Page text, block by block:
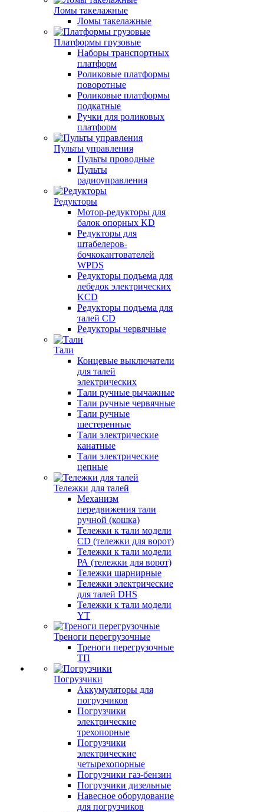
Ломы такелажные
Ломы такелажные
Платформы грузовые
Наборы транспортных
платформ
Роликовые платформы
поворотные
Роликовые платформы
подкатные
Ручки для роликовых
платформ
Пульты управления
Пульты проводные
Пульты
радиоуправления
Редукторы
Мотор-редукторы для
балок опорных KD
Редукторы для
штабелеров-
бочкокантователей
WPDS
Редукторы подъема для
лебедок электрических
KCD
Редукторы подъема для
талей CD
Редукторы червячные
Тали
Концевые выключатели
для талей
электрических
Тали ручные рычажные
Тали ручные червячные
Тали ручные
шестеренные
Тали электрические
канатные
Тали электрические
цепные
Тележки для талей
Механизм
передвижения тали
ручной (кошка)
Тележки к тали модели
CD (тележки для ворот)
Тележки к тали модели
РА (тележки для ворот)
Тележки шарнирные
Тележки электрические
для талей DHS
Тележки к тали модели
YT
Треноги перегрузочные
Треноги перегрузочные
ТП
Погрузчики
Аккумуляторы для
погрузчиков
Погрузчики
электрические
трехопорные
Погрузчики
электрические
четырехопорные
Погрузчики газ-бензин
Погрузчики дизельные
Навесное оборудование
для погрузчиков